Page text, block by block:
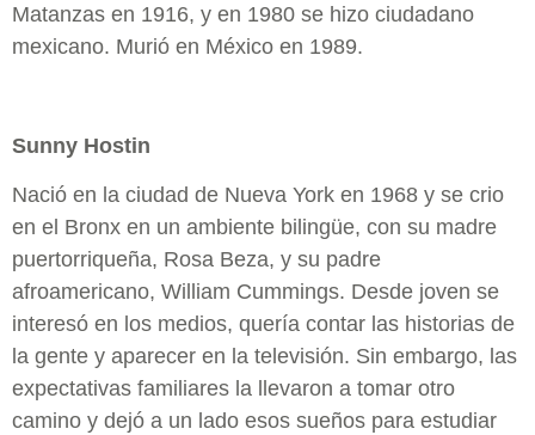
Matanzas en 1916, y en 1980 se hizo ciudadano
mexicano. Murió en México en 1989.
Sunny Hostin
Nació en la ciudad de Nueva York en 1968 y se crio
en el Bronx en un ambiente bilingüe, con su madre
puertorriqueña, Rosa Beza, y su padre
afroamericano, William Cummings. Desde joven se
interesó en los medios, quería contar las historias de
la gente y aparecer en la televisión. Sin embargo, las
expectativas familiares la llevaron a tomar otro
camino y dejó a un lado esos sueños para estudiar